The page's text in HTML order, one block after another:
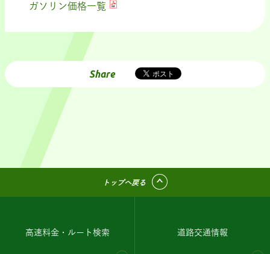
ガソリン価格一覧
Share
トップへ戻る
高速料金・ルート検索 道路交通情報